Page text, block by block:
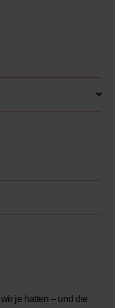
je hatten – und die